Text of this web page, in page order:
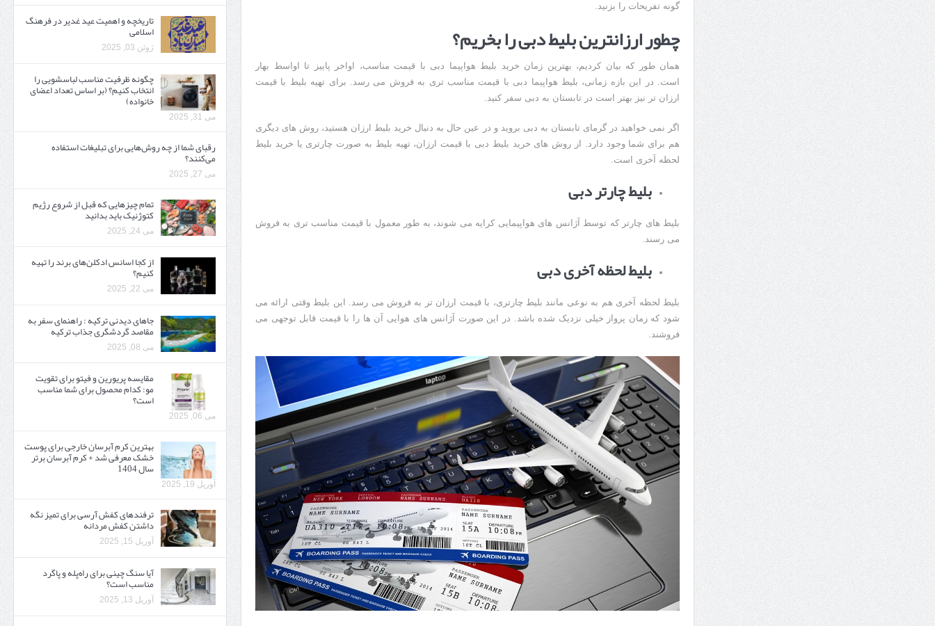
گونه تفریحات را بزنید.
چطور ارزانترین بلیط دبی را بخریم؟
همان طور که بیان کردیم، بهترین زمان خرید بلیط هواپیما دبی با قیمت مناسب، اواخر پاییز تا اواسط بهار
است. در این بازه زمانی، بلیط هواپیما دبی با قیمت مناسب تری به فروش می رسد. برای تهیه بلیط با قیمت
ارزان تر نیز بهتر است در تابستان به دبی سفر کنید.
اگر نمی خواهید در گرمای تابستان به دبی بروید و در عین حال به دنبال خرید بلیط ارزان هستید، روش های دیگری
هم برای شما وجود دارد. از روش های خرید بلیط دبی با قیمت ارزان، تهیه بلیط به صورت چارتری یا خرید بلیط
لحظه آخری است.
بلیط چارتر دبی
بلیط های چارتر که توسط آژانس های هواپیمایی کرایه می شوند، به طور معمول با قیمت مناسب تری به فروش
می رسند.
بلیط لحظه آخری دبی
بلیط لحظه آخری هم به نوعی مانند بلیط چارتری، با قیمت ارزان تر به فروش می رسد. این بلیط وقتی ارائه می
شود که زمان پرواز خیلی نزدیک شده باشد. در این صورت آژانس های هوایی آن ها را با قیمت قابل توجهی می
فروشند.
تاریخچه و اهمیت عید غدیر در فرهنگ
اسلامی
ژوئن 03, 2025
چگونه ظرفیت مناسب لباسشویی را
انتخاب کنیم؟ (بر اساس تعداد اعضای
خانواده)
می 31, 2025
رقبای شما از چه روش‌هایی برای تبلیغات استفاده
می‌کنند؟
می 27, 2025
تمام چیزهایی که قبل از شروع رژیم
کتوژنیک باید بدانید‎
می 24, 2025
از کجا اسانس ادکلن‌های برند را تهیه
کنیم؟
می 22, 2025
جاهای دیدنی ترکیه : راهنمای سفر به
مقاصد گردشگری جذاب ترکیه
می 08, 2025
مقایسه پریورین و فیتو برای تقویت
مو: کدام محصول برای شما مناسب
است؟
می 06, 2025
بهترین کرم آبرسان خارجی برای پوست
خشک معرفی شد + کرم آبرسان برتر
سال 1404
آوریل 19, 2025
ترفندهای کفش آرسی برای تمیز نگه
داشتن کفش مردانه
آوریل 15, 2025
آیا سنگ چینی برای راه‌پله و پاگرد
مناسب است؟
آوریل 13, 2025